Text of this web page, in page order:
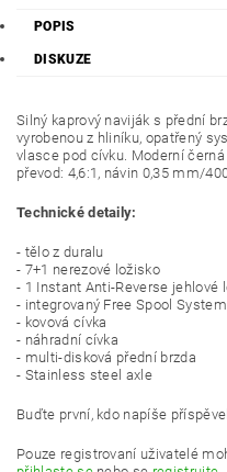
POPIS
DISKUZE
Silný kaprový naviják s přední
vyrobenou z hliníku, opatřený
vlasce pod cívku. Moderní
převod: 4,6:1, návin 0,35 mm/
Technické detaily:
- tělo z duralu
- 7+1 nerezové ložisko
- 1 Instant Anti-Reverse jehlové
- integrovaný Free Spool System
- kovová cívka
- náhradní cívka
- multi-disková přední brzda
- Stainless steel axle
Buďte první, kdo napíše
Pouze registrovaní uživatelé